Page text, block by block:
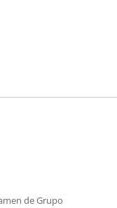
de Grupo